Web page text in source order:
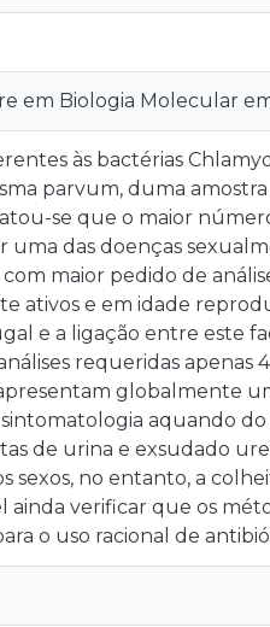
em Biologia Molecular
às bactérias
parvum, duma
se que o maior
uma das doenças
maior pedido de
ativos e em idade
e a ligação entre este
requeridas apenas
globalmente
aquando do
de urina e exsudado
sexos, no entanto, a
ainda verificar que os
o uso racional de